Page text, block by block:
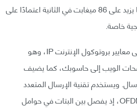
4G LTE فيعني أنه يدعم ما يزيد على 86 ميغابت في الثانية اعتمادًا على
خاصة.
تعتمد شبكة الجيل الرابع على معايير بروتوكول الإنترنت IP، وهو
الويب إلى حاسوبك، كما يضيف
ويستخدم تقنية الإرسال المتعدد
بتقسيم التردد المتعامدOFDMA، إذ يفصل بين البتات في حوامل